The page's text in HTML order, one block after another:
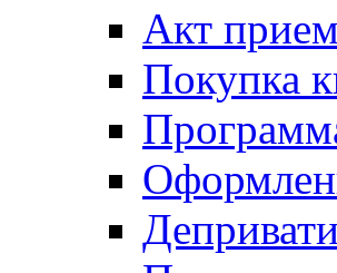
Акт
Покупка